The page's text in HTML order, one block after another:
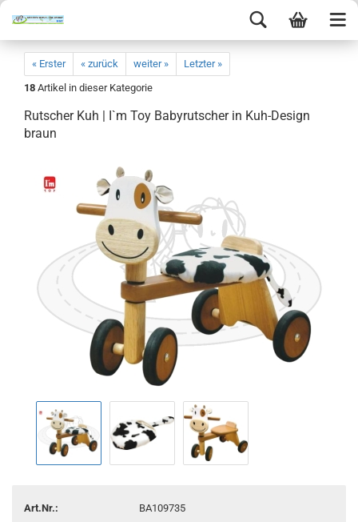
« Erster « zurück weiter »
Letzter »
18 Artikel in dieser Kategorie
Rutscher Kuh | I`m Toy Babyrutscher in Kuh-Design
braun
Art.Nr.:
BA109735